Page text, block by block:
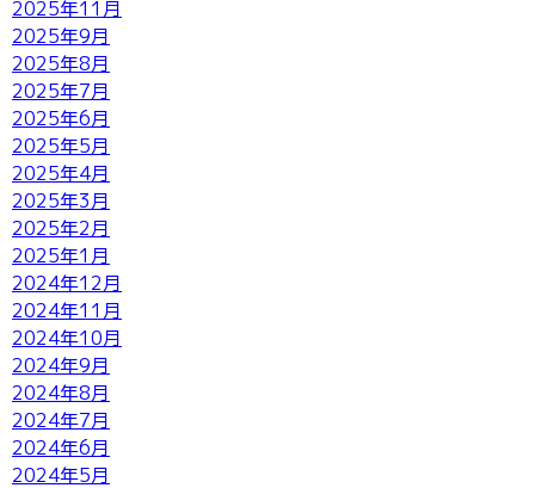
2025年11月
2025年9月
2025年8月
2025年7月
2025年6月
2025年5月
2025年4月
2025年3月
2025年2月
2025年1月
2024年12月
2024年11月
2024年10月
2024年9月
2024年8月
2024年7月
2024年6月
2024年5月